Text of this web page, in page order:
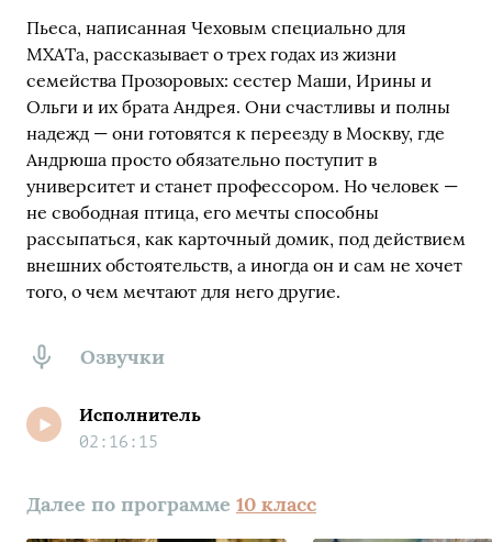
Пьеса, написанная Чеховым специально для
МХАТа, рассказывает о трех годах из жизни
семейства Прозоровых: сестер Маши, Ирины и
Ольги и их брата Андрея. Они счастливы и полны
надежд — они готовятся к переезду в Москву, где
Андрюша просто обязательно поступит в
университет и станет профессором. Но человек —
не свободная птица, его мечты способны
рассыпаться, как карточный домик, под действием
внешних обстоятельств, а иногда он и сам не хочет
того, о чем мечтают для него другие.
Озвучки
Исполнитель
02:16:15
Далее по программе 10 класс